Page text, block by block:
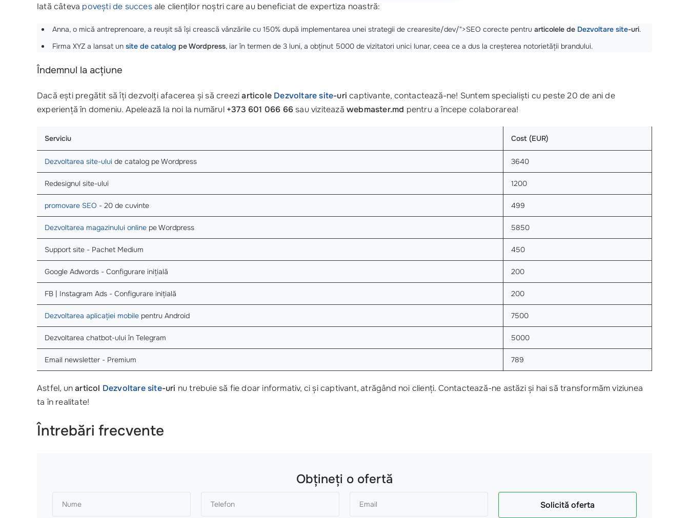
Iată câteva povești de succesale clienților noștri care au beneficiat de expertiza noastră:
Anna, o mică antreprenoare, a reușit să își crească vânzările cu 150% după implementarea unei strategii de crearesite/dev/">SEO corecte pentru articolele de Dezvoltare site-uri.
Firma XYZ a lansat un site de catalog pe Wordpress, iar în termen de 3 luni, a obținut 5000 de vizitatori unici lunar, ceea ce a dus la creșterea notorietății brandului.
Îndemnul la acțiune
Dacă ești pregătit să îți dezvolți afacerea și să creeziarticole Dezvoltare site-uri captivante, contactează-ne! Suntem specialiști cu peste 20 de ani de
experiență în domeniu. Apelează la noi la numărul +373 601 066 66sau vizitează webmaster.md pentru a începe colaborarea!
Serviciu Cost (EUR)
Dezvoltarea site-ului de catalog pe Wordpress 3640
Redesignul site-ului 1200
promovare SEO - 20 de cuvinte 499
Dezvoltarea magazinului online pe Wordpress 5850
Support site - Pachet Medium 450
Google Adwords - Configurare inițială 200
FB | Instagram Ads - Configurare inițială 200
Dezvoltarea aplicației mobile pentru Android 7500
Dezvoltarea chatbot-ului în Telegram 5000
Email newsletter - Premium 789
Astfel, unarticol Dezvoltare site-uri nu trebuie să fie doar informativ, ci și captivant, atrăgând noi clienți. Contactează-ne astăzi și hai să transformăm viziunea
ta în realitate!
Întrebări frecvente
Obțineți o ofertă
Solicită oferta